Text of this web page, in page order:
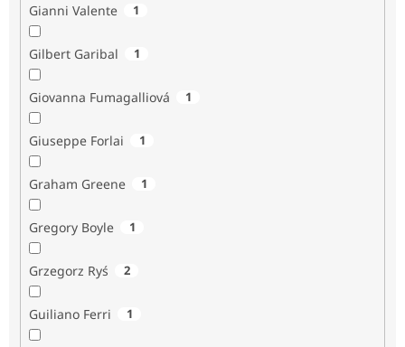
Gianni Valente 1
Gilbert Garibal 1
Giovanna Fumagalliová 1
Giuseppe Forlai 1
Graham Greene 1
Gregory Boyle 1
Grzegorz Ryś 2
Guiliano Ferri 1